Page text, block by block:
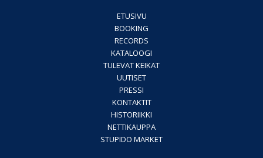
ETUSIVU
BOOKING
RECORDS
KATALOOGI
TULEVAT KEIKAT
UUTISET
PRESSI
KONTAKTIT
HISTORIIKKI
NETTIKAUPPA
STUPIDO MARKET